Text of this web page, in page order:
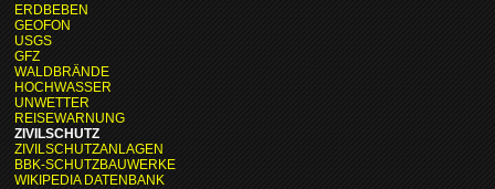
ERDBEBEN
GEOFON
USGS
GFZ
WALDBRÄNDE
HOCHWASSER
UNWETTER
REISEWARNUNG
ZIVILSCHUTZ
ZIVILSCHUTZANLAGEN
BBK-SCHUTZBAUWERKE
WIKIPEDIA DATENBANK